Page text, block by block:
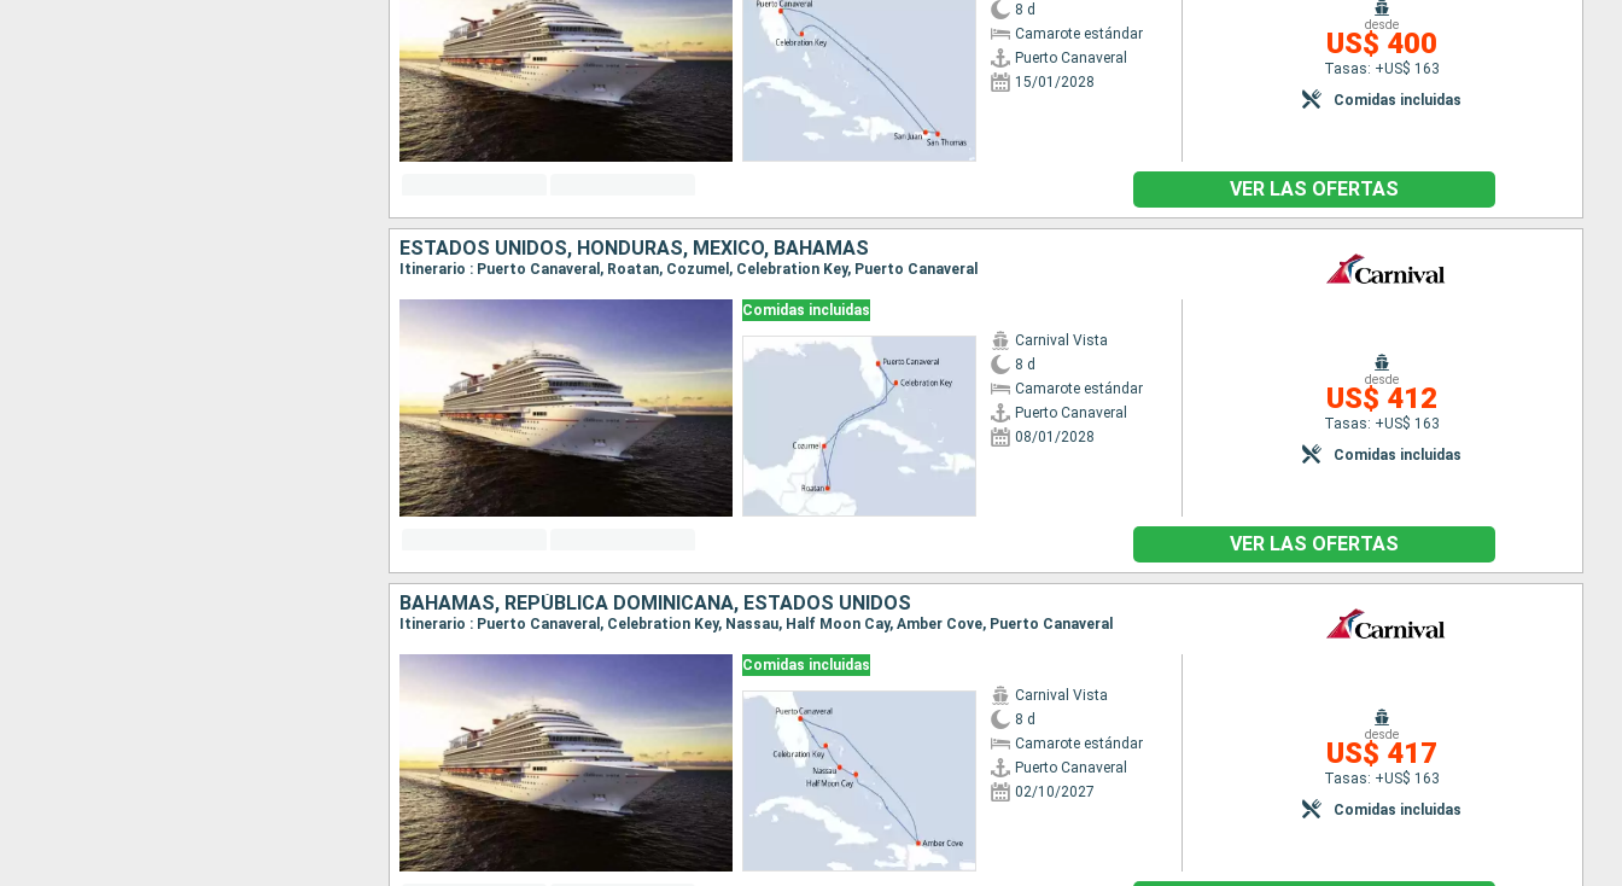
8 d
Camarote estándar
Puerto Canaveral
15/01/2028
desde
US$ 400
Tasas: +US$ 163
Comidas incluidas
VER LAS OFERTAS
ESTADOS UNIDOS, HONDURAS, MÉXICO, BAHAMAS
Itinerario : Puerto Canaveral, Roatan, Cozumel, Celebration Key, Puerto Canaveral
Comidas incluidas
Carnival Vista
8 d
Camarote estándar
Puerto Canaveral
08/01/2028
desde
US$ 412
Tasas: +US$ 163
Comidas incluidas
VER LAS OFERTAS
BAHAMAS, REPÚBLICA DOMINICANA, ESTADOS UNIDOS
Itinerario : Puerto Canaveral, Celebration Key, Nassau, Half Moon Cay, Amber Cove, Puerto Canaveral
Comidas incluidas
Carnival Vista
8 d
Camarote estándar
Puerto Canaveral
02/10/2027
desde
US$ 417
Tasas: +US$ 163
Comidas incluidas